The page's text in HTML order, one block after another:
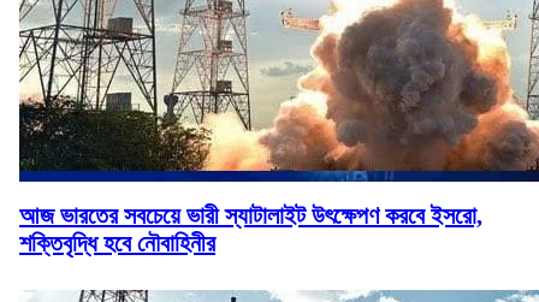
আজ ভারতের সবচেয়ে ভারী স্যাটালাইট উৎক্ষেপণ করবে ইসরো,
শক্তিবৃদ্ধি হবে নৌবাহিনীর